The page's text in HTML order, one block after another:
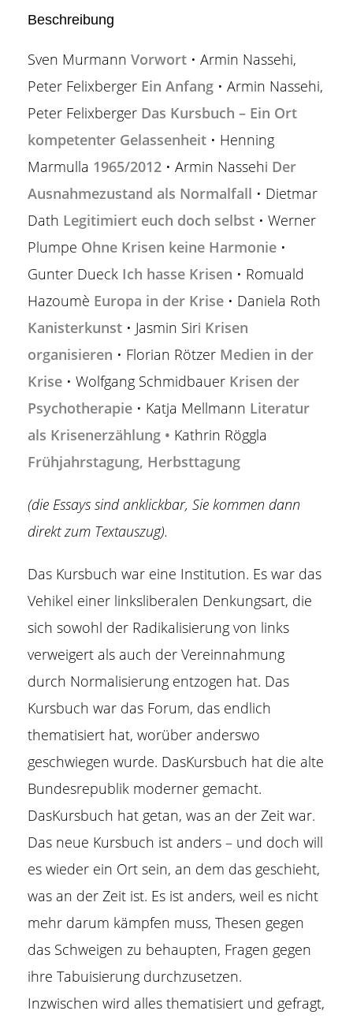
Beschreibung
Sven Murmann Vorwort • Armin Nassehi,
Peter Felixberger Ein Anfang • Armin Nassehi,
Peter Felixberger Das Kursbuch – Ein Ort
kompetenter Gelassenheit • Henning
Marmulla 1965/2012 • Armin Nassehi Der
Ausnahmezustand als Normalfall • Dietmar
Dath Legitimiert euch doch selbst • Werner
Plumpe Ohne Krisen keine Harmonie •
Gunter Dueck Ich hasse Krisen • Romuald
Hazoumè Europa in der Krise • Daniela Roth
Kanisterkunst • Jasmin Siri Krisen
organisieren • Florian Rötzer Medien in der
Krise • Wolfgang Schmidbauer Krisen der
Psychotherapie • Katja Mellmann Literatur
als Krisenerzählung • Kathrin Röggla
Frühjahrstagung, Herbsttagung
(die Essays sind anklickbar, Sie kommen dann
direkt zum Textauszug).
Das Kursbuch war eine Institution. Es war das
Vehikel einer linksliberalen Denkungsart, die
sich sowohl der Radikalisierung von links
verweigert als auch der Vereinnahmung
durch Normalisierung entzogen hat. Das
Kursbuch war das Forum, das endlich
thematisiert hat, worüber anderswo
geschwiegen wurde. DasKursbuch hat die alte
Bundesrepublik moderner gemacht.
DasKursbuch hat getan, was an der Zeit war.
Das neue Kursbuch ist anders – und doch will
es wieder ein Ort sein, an dem das geschieht,
was an der Zeit ist. Es ist anders, weil es nicht
mehr darum kämpfen muss, Thesen gegen
das Schweigen zu behaupten, Fragen gegen
ihre Tabuisierung durchzusetzen.
Inzwischen wird alles thematisiert und gefragt,